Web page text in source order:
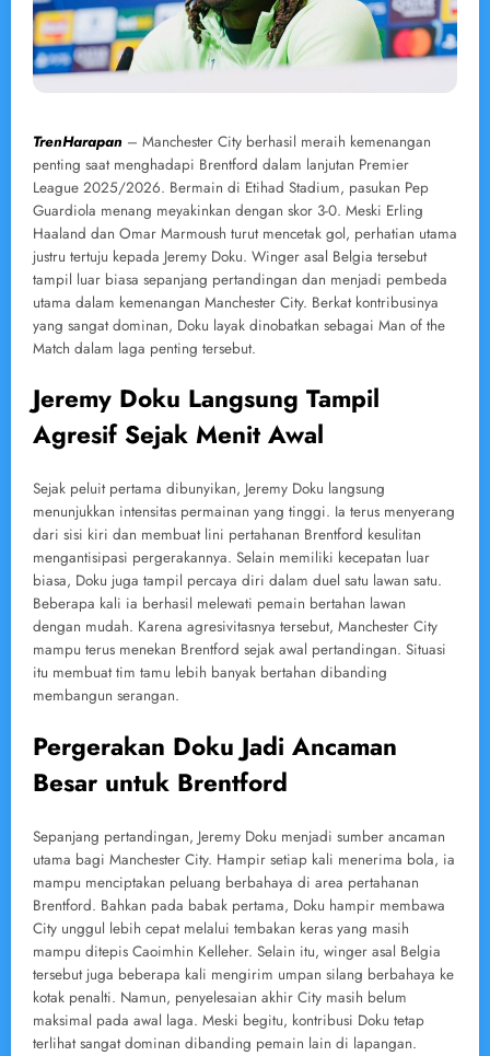
TrenHarapan – Manchester City berhasil meraih kemenangan
penting saat menghadapi Brentford dalam lanjutan Premier
League 2025/2026. Bermain di Etihad Stadium, pasukan Pep
Guardiola menang meyakinkan dengan skor 3-0. Meski Erling
Haaland dan Omar Marmoush turut mencetak gol, perhatian utama
justru tertuju kepada Jeremy Doku. Winger asal Belgia tersebut
tampil luar biasa sepanjang pertandingan dan menjadi pembeda
utama dalam kemenangan Manchester City. Berkat kontribusinya
yang sangat dominan, Doku layak dinobatkan sebagai Man of the
Match dalam laga penting tersebut.
Jeremy Doku Langsung Tampil
Agresif Sejak Menit Awal
Sejak peluit pertama dibunyikan, Jeremy Doku langsung
menunjukkan intensitas permainan yang tinggi. Ia terus menyerang
dari sisi kiri dan membuat lini pertahanan Brentford kesulitan
mengantisipasi pergerakannya. Selain memiliki kecepatan luar
biasa, Doku juga tampil percaya diri dalam duel satu lawan satu.
Beberapa kali ia berhasil melewati pemain bertahan lawan
dengan mudah. Karena agresivitasnya tersebut, Manchester City
mampu terus menekan Brentford sejak awal pertandingan. Situasi
itu membuat tim tamu lebih banyak bertahan dibanding
membangun serangan.
Pergerakan Doku Jadi Ancaman
Besar untuk Brentford
Sepanjang pertandingan, Jeremy Doku menjadi sumber ancaman
utama bagi Manchester City. Hampir setiap kali menerima bola, ia
mampu menciptakan peluang berbahaya di area pertahanan
Brentford. Bahkan pada babak pertama, Doku hampir membawa
City unggul lebih cepat melalui tembakan keras yang masih
mampu ditepis Caoimhin Kelleher. Selain itu, winger asal Belgia
tersebut juga beberapa kali mengirim umpan silang berbahaya ke
kotak penalti. Namun, penyelesaian akhir City masih belum
maksimal pada awal laga. Meski begitu, kontribusi Doku tetap
terlihat sangat dominan dibanding pemain lain di lapangan.